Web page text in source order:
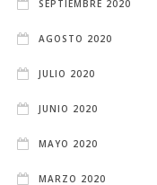
SEPTIEMBRE 2020
AGOSTO 2020
JULIO 2020
JUNIO 2020
MAYO 2020
MARZO 2020